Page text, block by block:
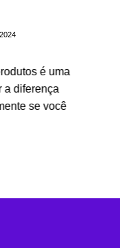
é uma
a diferença
se você